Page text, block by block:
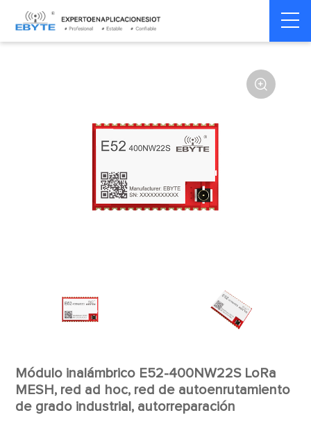
Home > Módulo > SPI/SOC/UART

Módulo inalámbrico E52-400NW22S LoRa
MESH, red ad hoc, red de autoenrutamiento
de grado industrial, autorreparación